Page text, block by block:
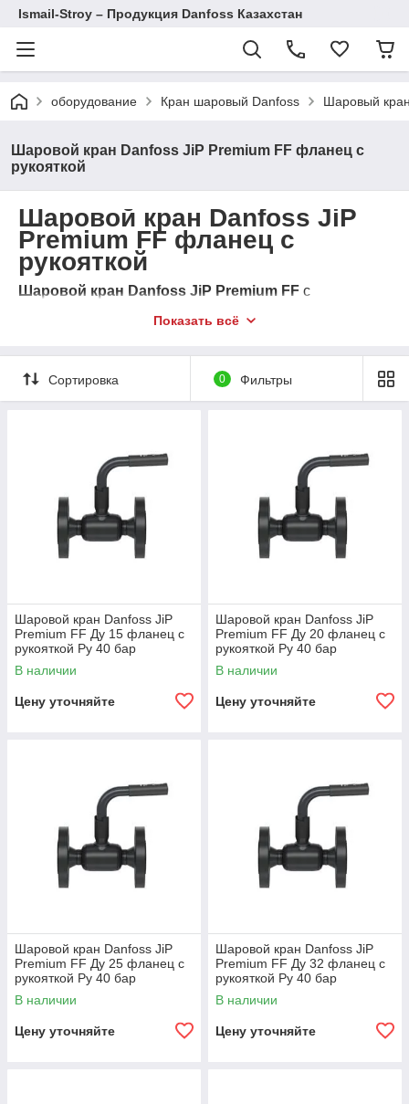
Ismail-Stroy – Продукция Danfoss Казахстан
оборудование Кран шаровый Danfoss Шаровый
Шаровой кран Danfoss JiP Premium FF фланец с
рукояткой
Шаровой кран Danfoss JiP
Premium FF фланец с
рукояткой
Шаровой кран Danfoss JiP Premium FF с
для промышленных систем. Этот кран обеспечивает
высокой устойчивостью к давлению и температурным
нагрузкам. Подходит для использования в системах
Мы предлагаембесплатную доставку
шаровых
кранов Danfoss JiP Premium FF по всему Казахстану,
включая Алматы, Астану, Шымкент и другие города.
На все краны предоставляется гарантия сроком 2
Свяжитесь с нами
Узнайте больше о шаровом кране Danfoss
JiP Premium FF и оформите заказ по
телефонам: +7 707 177 80 09 или +7 705
560 40 92.
Связаться через
Показать всё
Сортировка 0 Фильтры
Шаровой кран Danfoss JiP
Premium FF Ду 15 фланец с
рукояткой Ру 40 бар
065N0300
В наличии
Цену уточняйте
Шаровой кран Danfoss JiP
Premium FF Ду 20 фланец с
рукояткой Ру 40 бар
В наличии
Цену уточняйте
Шаровой кран Danfoss JiP
Premium FF Ду 25 фланец с
рукояткой Ру 40 бар
065N0310
В наличии
Цену уточняйте
Шаровой кран Danfoss JiP
Premium FF Ду 32 фланец с
рукояткой Ру 40 бар
065N0315
В наличии
Цену уточняйте